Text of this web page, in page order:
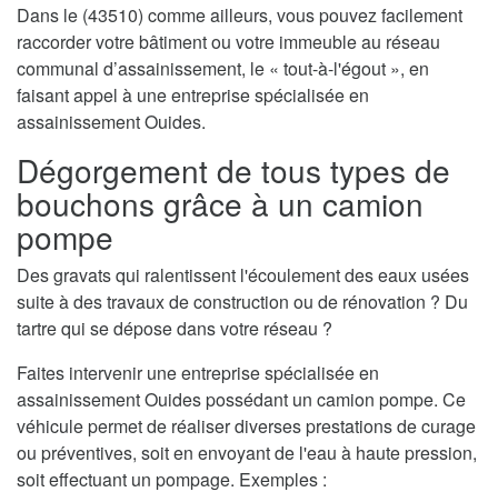
Dans le (43510) comme ailleurs, vous pouvez facilement
raccorder votre bâtiment ou votre immeuble au réseau
communal d’assainissement, le « tout-à-l'égout », en
faisant appel à une entreprise spécialisée en
assainissement Ouides.
Dégorgement de tous types de
bouchons grâce à un camion
pompe
Des gravats qui ralentissent l'écoulement des eaux usées
suite à des travaux de construction ou de rénovation ? Du
tartre qui se dépose dans votre réseau ?
Faites intervenir une entreprise spécialisée en
assainissement Ouides possédant un camion pompe. Ce
véhicule permet de réaliser diverses prestations de curage
ou préventives, soit en envoyant de l'eau à haute pression,
soit effectuant un pompage. Exemples :